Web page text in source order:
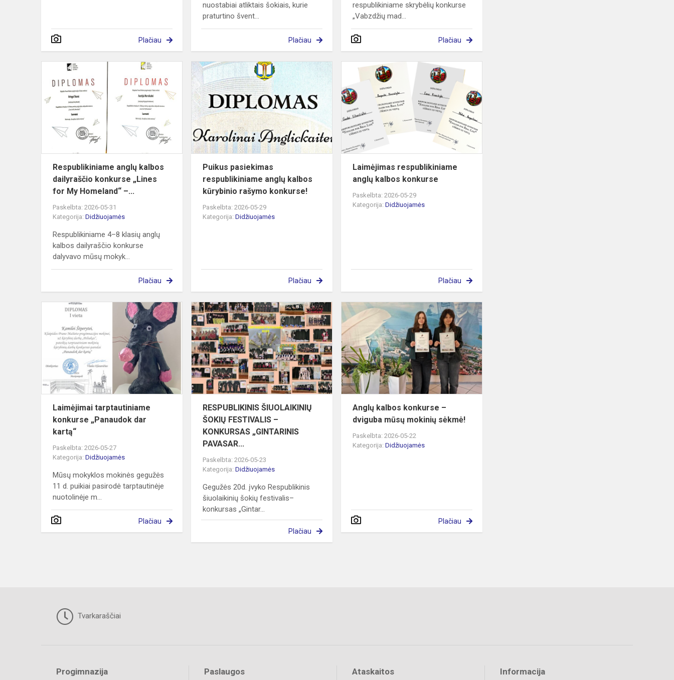
Plačiau
nuostabiai atliktais šokiais, kurie
praturtino švent...
Plačiau
respublikiniame skrybėlių konkurse
„Vabzdžių mad...
Plačiau
Respublikiniame
anglų
kalbos
dailyraščio
konkurse
„Lines
fo...
Respublikiniame anglų kalbos
dailyraščio konkurse „Lines
for My Homeland“ –...
Paskelbta: 2026-05-31
Kategorija: Didžiuojamės
Respublikiniame 4–8 klasių anglų
kalbos dailyraščio konkurse
dalyvavo mūsų mokyk...
Plačiau
pasiekimas
respublikiniame
anglų
kalbos
kūrybinio
ra...
Puikus pasiekimas
respublikiniame anglų kalbos
kūrybinio rašymo konkurse!
Paskelbta: 2026-05-29
Kategorija:Didžiuojamės
Plačiau
kalbos
Laimėjimas respublikiniame
anglų kalbos konkurse
Paskelbta: 2026-05-29
Kategorija:Didžiuojamės
Plačiau
Laimėjimai
tarptautiniame
konkurse
„Panaudok
dar
kartą“
Laimėjimai tarptautiniame
konkurse „Panaudok dar
kartą“
Paskelbta: 2026-05-27
Kategorija: Didžiuojamės
Mūsų mokyklos mokinės gegužės
11 d. puikiai pasirodė tarptautinėje
nuotolinėje m...
Plačiau
RESPUBLIKINIS
ŠIUOLAIKINIŲ
ŠOKIŲ
FESTIVALIS
–
KONKURSAS
„GI...
RESPUBLIKINIS ŠIUOLAIKINIŲ
ŠOKIŲ FESTIVALIS –
KONKURSAS „GINTARINIS
PAVASAR...
Paskelbta: 2026-05-23
Kategorija:Didžiuojamės
Gegužės 20d. įvyko Respublikinis
šiuolaikinių šokių festivalis–
konkursas „Gintar...
Plačiau
Anglų
kalbos
konkurse
–
dviguba
mūsų
Anglų kalbos konkurse –
dviguba mūsų mokinių sėkmė!
Paskelbta: 2026-05-22
Kategorija:Didžiuojamės
Plačiau
Tvarkaraščiai
Progimnazija Paslaugos Ataskaitos Informacija